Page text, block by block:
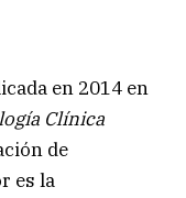
en 2014 en
Clínica
de
es la